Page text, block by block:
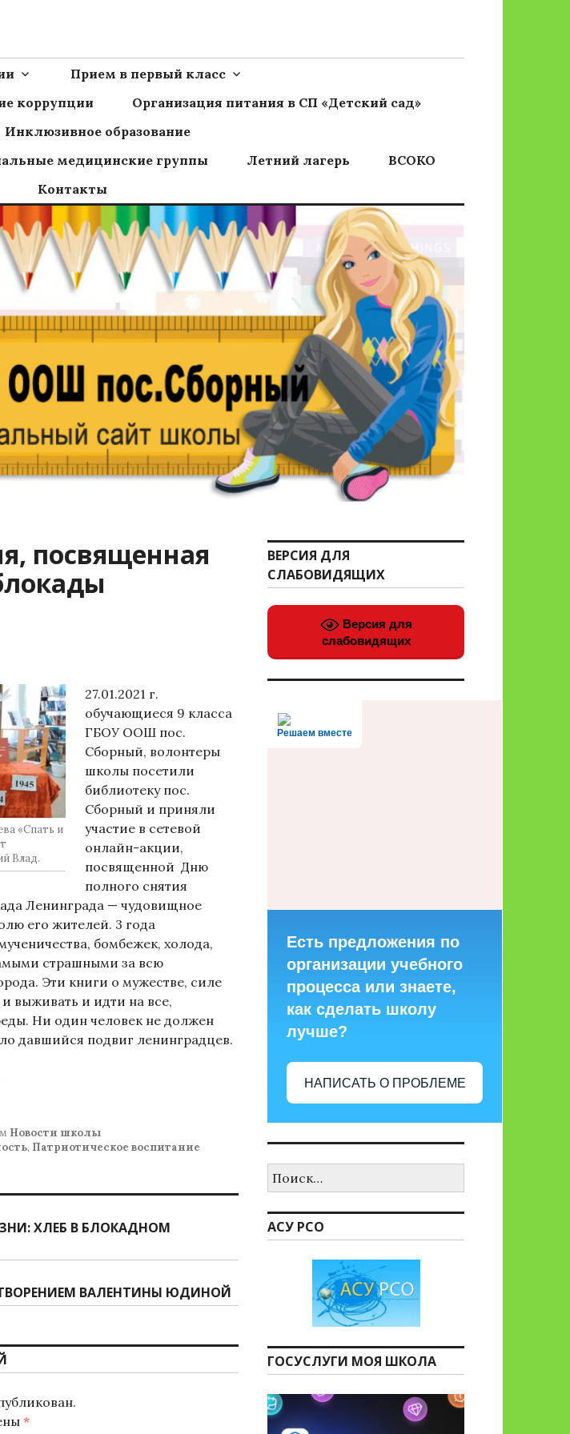
Прием в первый класс
коррупции
Организация питания в СП «Детский сад»
Инклюзивное образование
медицинские группы Летний лагерь
ВСОКО
Контакты
посвященная
«Спать и
Влад.
27.01.2021 г.
обучающиеся 9 класса
ГБОУ ООШ пос.
Сборный, волонтеры
школы посетили
библиотеку пос.
Сборный и приняли
участие в сетевой
онлайн-акции,
посвященной Дню
полного снятия
Ленинграда — чудовищное
его жителей. 3 года
бомбежек, холода,
страшными за всю
Эти книги о мужестве, силе
выживать и идти на все,
Ни один человек не должен
давшийся подвиг ленинградцев.
Новости школы
, Патриотическое воспитание
ХЛЕБ В БЛОКАДНОМ
ВАЛЕНТИНЫ ЮДИНОЙ
*
ВЕРСИЯ ДЛЯ
СЛАБОВИДЯЩИХ
Версия для
слабовидящих
Решаем вместе
Есть предложения по
организации учебного
процесса или знаете,
как сделать школу
лучше?
НАПИСАТЬ О ПРОБЛЕМЕ
АСУ РСО
ГОСУСЛУГИ МОЯ ШКОЛА